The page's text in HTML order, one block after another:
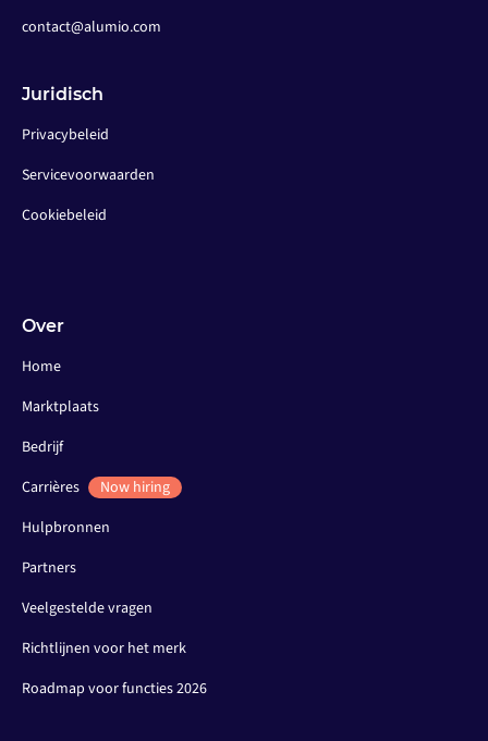
contact@alumio.com
Juridisch
Privacybeleid
Servicevoorwaarden
Cookiebeleid
Over
Home
Marktplaats
Bedrijf
Carrières
Now hiring
Hulpbronnen
Partners
Veelgestelde vragen
Richtlijnen voor het merk
Roadmap voor functies 2026